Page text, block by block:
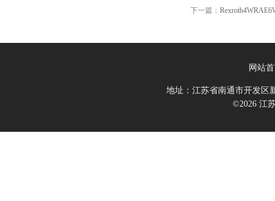
下一篇：
网站
地址：江苏省南通市开发区
©2026 江